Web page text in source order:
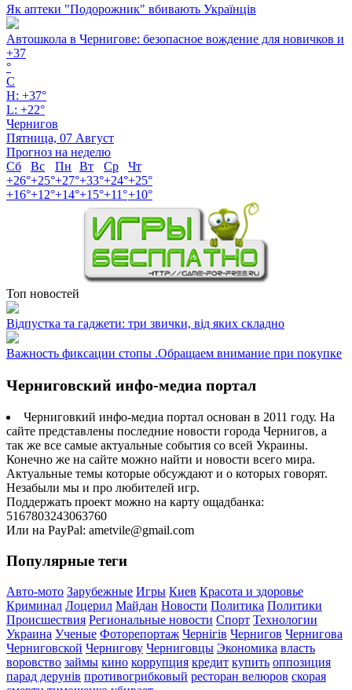
Як аптеки "Подорожник" вбивають Українців
Автошкола в Чернигове: безопасное вождение для новичков и
+37
°
C
H: +37°
L: +22°
Чернигов
Пятница, 07 Август
Прогноз на неделю
Сб
Вс Пн Вт Ср
Чт
+26°+25°+27°+33°+24°+25°
+16°+12°+14°+15°+11°+10°
Топ новостей
Відпустка та гаджети: три звички, від яких складно
Важность фиксации стопы .Обращаем внимание при покупке
Черниговский инфо-медиа портал
Черниговкий инфо-медиа портал основан в 2011 году. На
сайте представлены последние новости города Чернигов, а
так же все самые актуальные события со всей Украины.
Конечно же на сайте можно найти и новости всего мира.
Актуальные темы которые обсуждают и о которых говорят.
Незабыли мы и про любителей игр.
Поддержать проект можно на карту ощадбанка:
5167803243063760
Или на PayPal: ametvile@gmail.com
Популярные теги
Авто-мото Зарубежные Игры Киев Красота и здоровье
Криминал Лоцерил Майдан Новости Политика Политики
Происшествия Региональные новости Спорт Технологии
Украина Ученые Фоторепортаж Чернігів Чернигов Чернигова
Черниговской Чернигову Черниговцы Экономика власть
воровство займы кино коррупция кредит купить оппозиция
парад дерунів противогрибковый ресторан велюров скорая